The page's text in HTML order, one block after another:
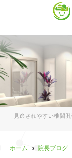
見逃されやすい椎間
ホーム 院長ブログ